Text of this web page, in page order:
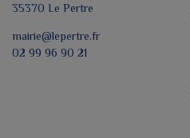
35370 Le Pertre
mairie@lepertre.fr
02 99 96 90 21